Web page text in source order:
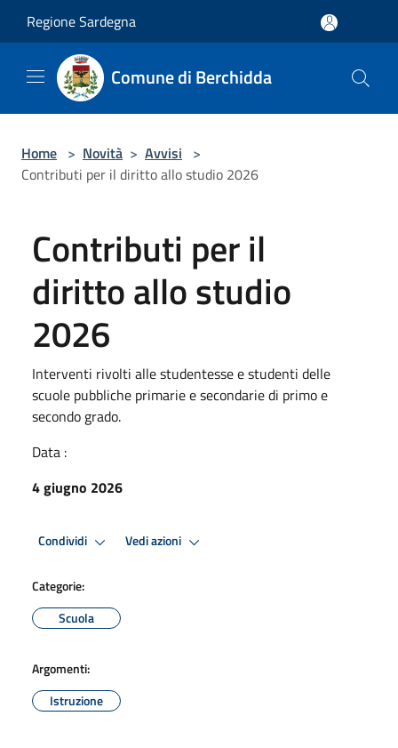
Regione Sardegna
Comune di Berchidda
Home > Novità > Avvisi >
Contributi per il diritto allo studio 2026
Contributi per il
diritto allo studio
2026
Interventi rivolti alle studentesse e studenti delle
scuole pubbliche primarie e secondarie di primo e
secondo grado.
Data :
4 giugno 2026
Condividi Vedi azioni
Categorie:
Scuola
Argomenti:
Istruzione